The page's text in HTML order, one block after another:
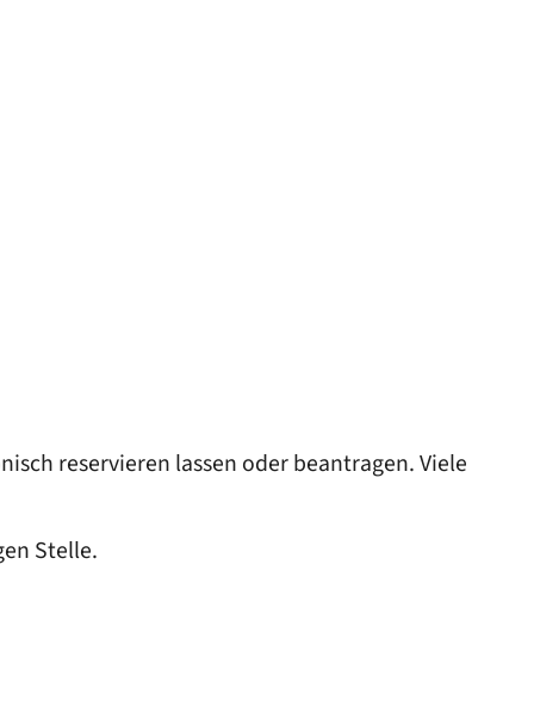
reservieren lassen oder beantragen. Viele
Stelle.